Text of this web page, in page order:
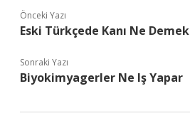
Önceki Yazı
Eski Türkçede Kanı Ne Demek
Sonraki Yazı
Biyokimyagerler Ne Iş Yapar